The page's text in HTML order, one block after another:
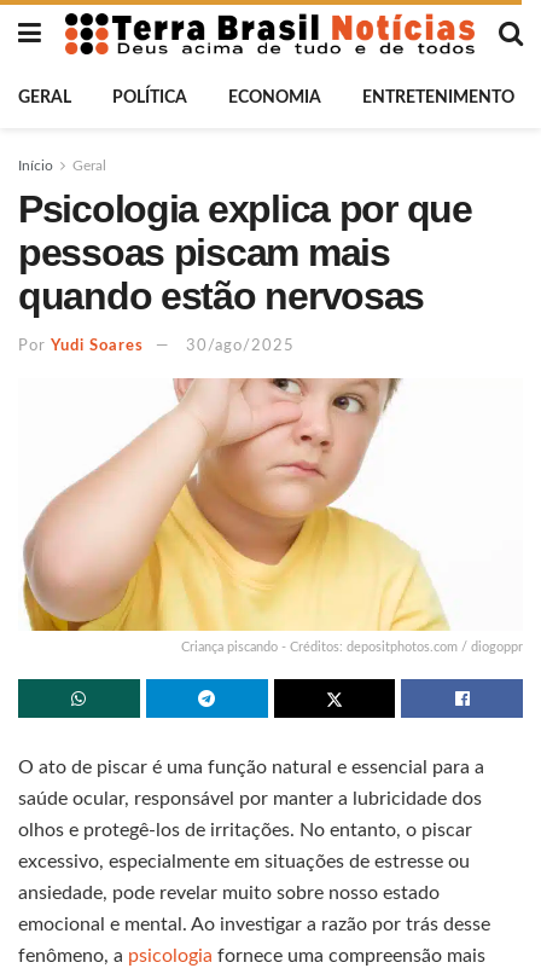
GERAL POLÍTICA ECONOMIA ENTRETENIMENTO
Início Geral
Psicologia explica por que
pessoas piscam mais
quando estão nervosas
Por Yudi Soares 30/ago/2025
Criança piscando - Créditos: depositphotos.com / diogoppr
O ato de piscar é uma função natural e essencial para a
saúde ocular, responsável por manter a lubricidade dos
olhos e protegê-los de irritações. No entanto, o piscar
excessivo, especialmente em situações de estresse ou
ansiedade, pode revelar muito sobre nosso estado
emocional e mental. Ao investigar a razão por trás desse
fenômeno, a psicologia fornece uma compreensão mais